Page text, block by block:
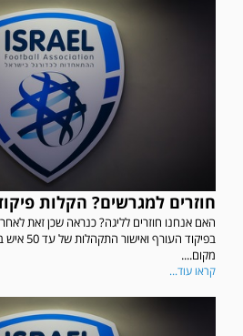
חוזרים למגרשים? הקלות
האם אנחנו חוזרים לליגה? כנראה שכן זאת
בפיקוד
מקום....
קראו עוד...